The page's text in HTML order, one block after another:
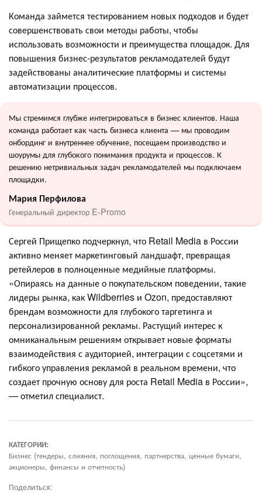
Команда займется тестированием новых подходов и будет
совершенствовать свои методы работы, чтобы
использовать возможности и преимущества площадок. Для
повышения бизнес-результатов рекламодателей будут
задействованы аналитические платформы и системы
автоматизации процессов.
Мы стремимся глубже интегрироваться в бизнес клиентов. Наша
команда работает как часть бизнеса клиента — мы проводим
онбординг и внутреннее обучение, посещаем производство и
шоурумы для глубокого понимания продукта и процессов. К
решению нетривиальных задач рекламодателей мы подключаем
площадки.
Мария Перфилова
Генеральный директор E-Promo
Сергей Прищепко подчеркнул, что Retail Media в России
активно меняет маркетинговый ландшафт, превращая
ретейлеров в полноценные медийные платформы.
«Опираясь на данные о покупательском поведении, такие
лидеры рынка, как Wildberries и Ozon, предоставляют
брендам возможности для глубокого таргетинга и
персонализированной рекламы. Растущий интерес к
омниканальным решениям открывает новые форматы
взаимодействия с аудиторией, интеграции с соцсетями и
гибкого управления рекламой в реальном времени, что
создает прочную основу для роста Retail Media в России»,
— отметил специалист.
КАТЕГОРИИ:
Бизнес (тендеры, слияния, поглощения, партнерства, ценные бумаги,
акционеры, финансы и отчетность)
Поделиться: